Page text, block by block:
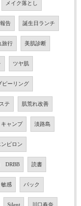
メイク落とし
告 誕生日ランチ
旅行 美肌診断
ツヤ肌
ピーリング
テ 肌荒れ改善
キャンプ 淡路島
ビロン
DRBB 読書
敏感 パック